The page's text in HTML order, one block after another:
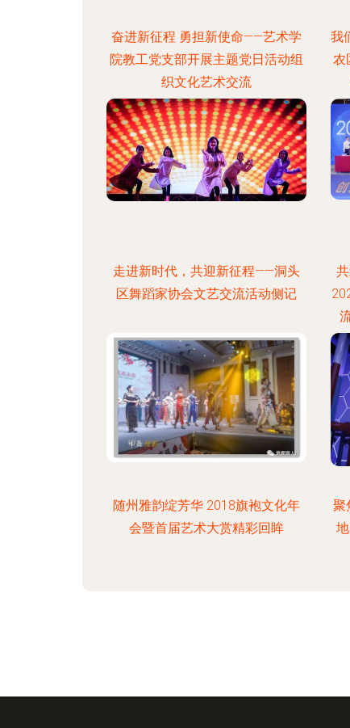
奋进新征程 勇担新使命——艺术学
院教工党支部开展主题党日活动组
织文化艺术交流
我
农
走进新时代，共迎新征程——洞头
区舞蹈家协会文艺交流活动侧记
随州雅韵绽芳华 2018旗袍文化年
会暨首届艺术大赏精彩回眸
聚